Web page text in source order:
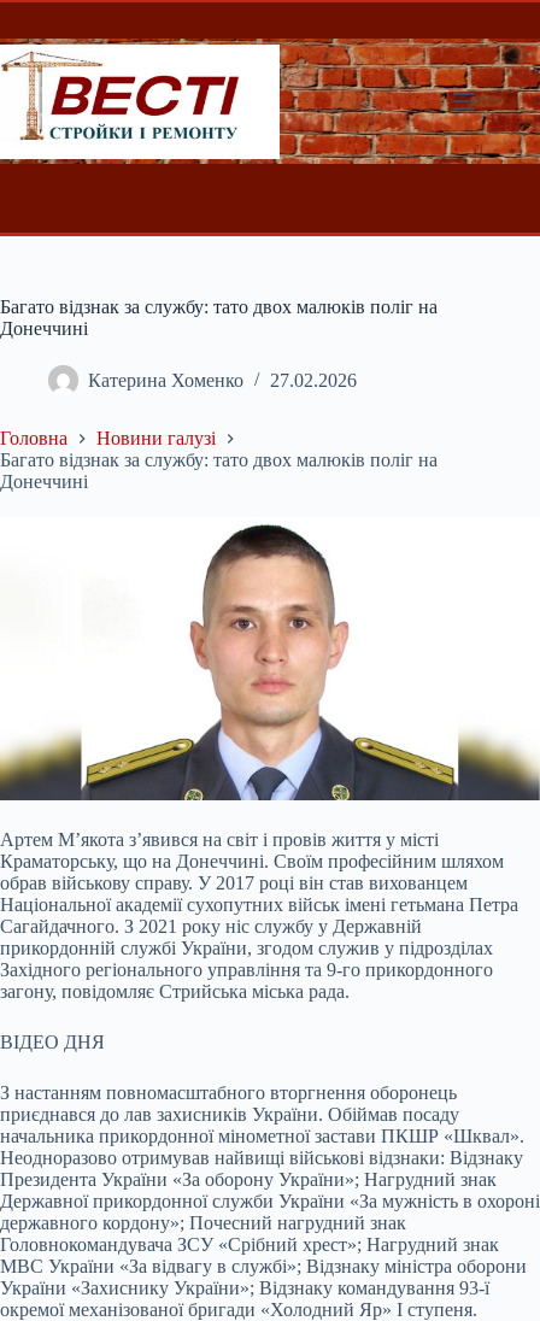
Перейти
вмісту
Багато відзнак за службу: тато двох малюків поліг на
Донеччині
Катерина Хоменко 27.02.2026
Головна
Новини галузі
Багато відзнак за службу: тато двох малюків поліг на
Донеччині
Артем М’якота з’явився на світ і провів життя у місті
Краматорську, що на Донеччині. Своїм професійним шляхом
обрав військову справу. У 2017 році він став вихованцем
Національної академії сухопутних військ імені гетьмана Петра
Сагайдачного. З 2021 року ніс службу у Державній
прикордонній службі України, згодом служив у підрозділах
Західного регіонального управління та 9-го прикордонного
загону, повідомляє Стрийська міська рада.
ВІДЕО ДНЯ
З настанням повномасштабного вторгнення оборонець
приєднався до лав захисників України. Обіймав посаду
начальника прикордонної мінометної застави ПКШР «Шквал».
Неодноразово отримував найвищі військові відзнаки: Відзнаку
Президента України «За оборону України»; Нагрудний знак
Державної прикордонної служби України «За мужність в охороні
державного кордону»; Почесний нагрудний знак
Головнокомандувача ЗСУ «Срібний хрест»; Нагрудний знак
МВС України «За відвагу в службі»; Відзнаку міністра оборони
України «Захиснику України»; Відзнаку командування 93-ї
окремої механізованої бригади «Холодний Яр» І ступеня.